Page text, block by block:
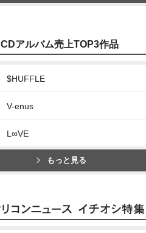
CDアルバム売上TOP3作品
$HUFFLE
V-enus
L∞VE
もっと見る